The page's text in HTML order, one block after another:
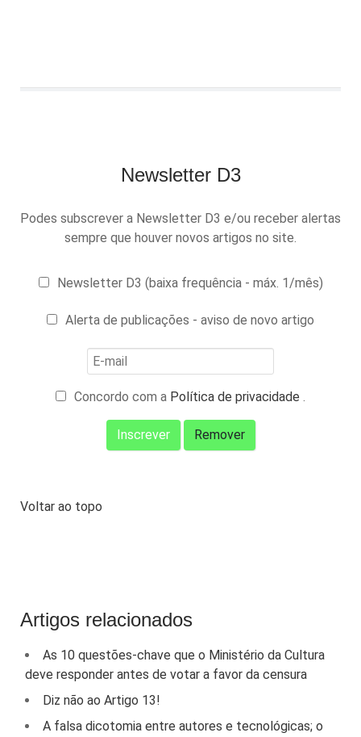
Newsletter D3
Podes subscrever a Newsletter D3 e/ou receber alertas
sempre que houver novos artigos no site.
Newsletter D3 (baixa frequência - máx. 1/mês)
Alerta de publicações - aviso de novo artigo
Concordo com a Política de privacidade .
Voltar ao topo
Artigos relacionados
As 10 questões-chave que o Ministério da Cultura
deve responder antes de votar a favor da censura
Diz não ao Artigo 13!
A falsa dicotomia entre autores e tecnológicas; o